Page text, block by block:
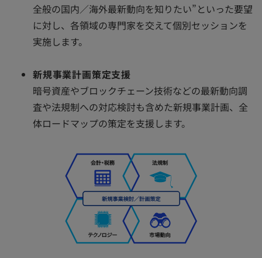
全般の国内／海外最新動向を知りたい”といった要望
に対し、各領域の専門家を交えて個別セッションを
実施します。
新規事業計画策定支援
暗号資産やブロックチェーン技術などの最新動向調
査や法規制への対応検討も含めた新規事業計画、全
体ロードマップの策定を支援します。